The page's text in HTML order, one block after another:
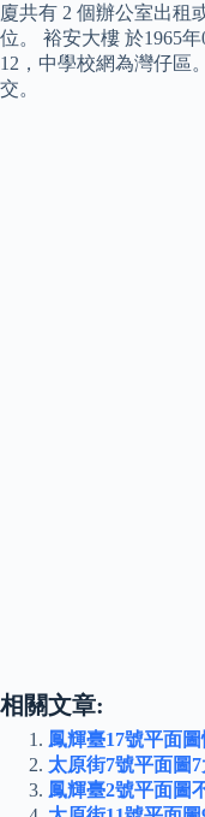
廈共有 2 個辦公室出租
位。 裕安大樓 於1965
12，中學校網為灣仔區
交。
相關文章:
鳳輝臺17號平面
太原街7號平面圖
鳳輝臺2號平面圖